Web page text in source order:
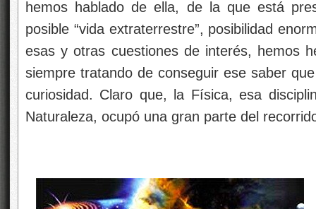
hemos hablado de ella, de la que está
posible “vida extraterrestre”, posibilidad
esas y otras cuestiones de interés, hemos
siempre tratando de conseguir ese saber
curiosidad. Claro que, la Física, esa
Naturaleza, ocupó una gran parte del